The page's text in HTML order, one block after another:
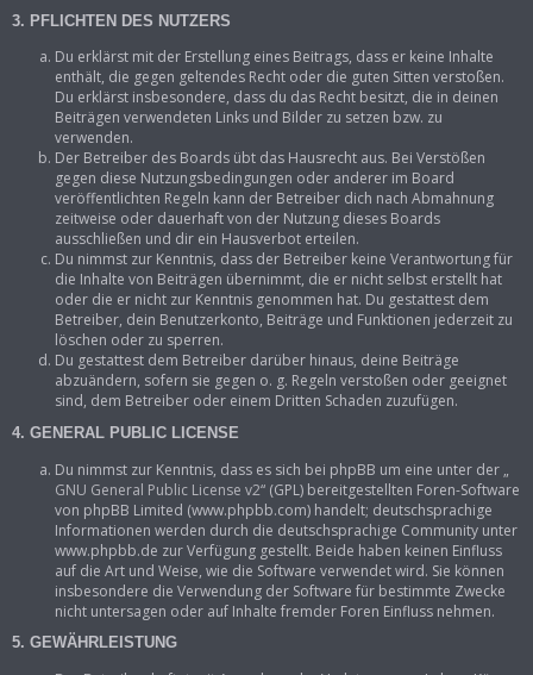
3. PFLICHTEN DES NUTZERS
Du erklärst mit der Erstellung eines Beitrags, dass er keine Inhalte
enthält, die gegen geltendes Recht oder die guten Sitten verstoßen.
Du erklärst insbesondere, dass du das Recht besitzt, die in deinen
Beiträgen verwendeten Links und Bilder zu setzen bzw. zu
verwenden.
Der Betreiber des Boards übt das Hausrecht aus. Bei Verstößen
gegen diese Nutzungsbedingungen oder anderer im Board
veröffentlichten Regeln kann der Betreiber dich nach Abmahnung
zeitweise oder dauerhaft von der Nutzung dieses Boards
ausschließen und dir ein Hausverbot erteilen.
Du nimmst zur Kenntnis, dass der Betreiber keine Verantwortung für
die Inhalte von Beiträgen übernimmt, die er nicht selbst erstellt hat
oder die er nicht zur Kenntnis genommen hat. Du gestattest dem
Betreiber, dein Benutzerkonto, Beiträge und Funktionen jederzeit zu
löschen oder zu sperren.
Du gestattest dem Betreiber darüber hinaus, deine Beiträge
abzuändern, sofern sie gegen o. g. Regeln verstoßen oder geeignet
sind, dem Betreiber oder einem Dritten Schaden zuzufügen.
4. GENERAL PUBLIC LICENSE
Du nimmst zur Kenntnis, dass es sich bei phpBB um eine unter der „
GNU General Public License v2“ (GPL) bereitgestellten Foren-Software
von phpBB Limited (www.phpbb.com) handelt; deutschsprachige
Informationen werden durch die deutschsprachige Community unter
www.phpbb.de zur Verfügung gestellt. Beide haben keinen Einfluss
auf die Art und Weise, wie die Software verwendet wird. Sie können
insbesondere die Verwendung der Software für bestimmte Zwecke
nicht untersagen oder auf Inhalte fremder Foren Einfluss nehmen.
5. GEWÄHRLEISTUNG